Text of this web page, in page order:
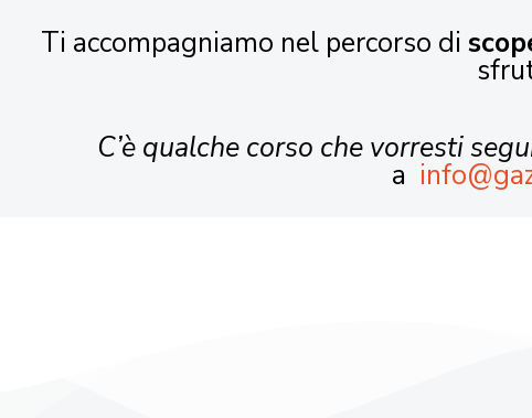
Ti accompagniamo nel percorso di
C’è qualche corso che vorresti
a